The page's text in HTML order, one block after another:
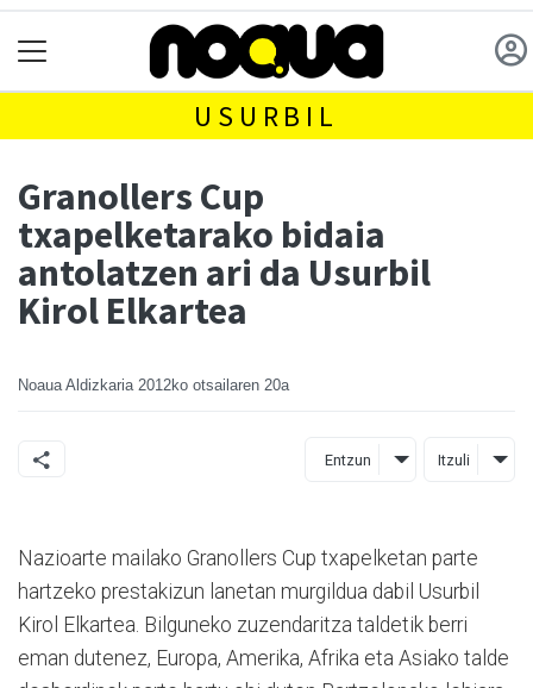
USURBIL
Granollers Cup
txapelketarako bidaia
antolatzen ari da Usurbil
Kirol Elkartea
Noaua Aldizkaria 2012ko otsailaren 20a
Entzun Itzuli
Nazioarte mailako Granollers Cup txapelketan parte
hartzeko prestakizun lanetan murgildua dabil Usurbil
Kirol Elkartea. Bilguneko zuzendaritza taldetik berri
eman dutenez, Europa, Amerika, Afrika eta Asiako talde